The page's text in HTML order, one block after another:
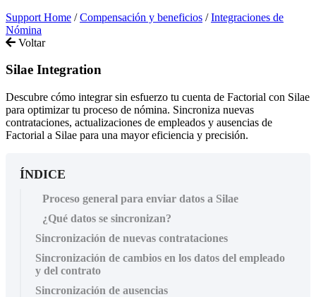
Support Home / Compensación y beneficios / Integraciones de
Nómina
Voltar
Silae Integration
Descubre cómo integrar sin esfuerzo tu cuenta de Factorial con Silae
para optimizar tu proceso de nómina. Sincroniza nuevas
contrataciones, actualizaciones de empleados y ausencias de
Factorial a Silae para una mayor eficiencia y precisión.
ÍNDICE
Proceso general para enviar datos a Silae
¿Qué datos se sincronizan?
Sincronización de nuevas contrataciones
Sincronización de cambios en los datos del empleado
y del contrato
Sincronización de ausencias